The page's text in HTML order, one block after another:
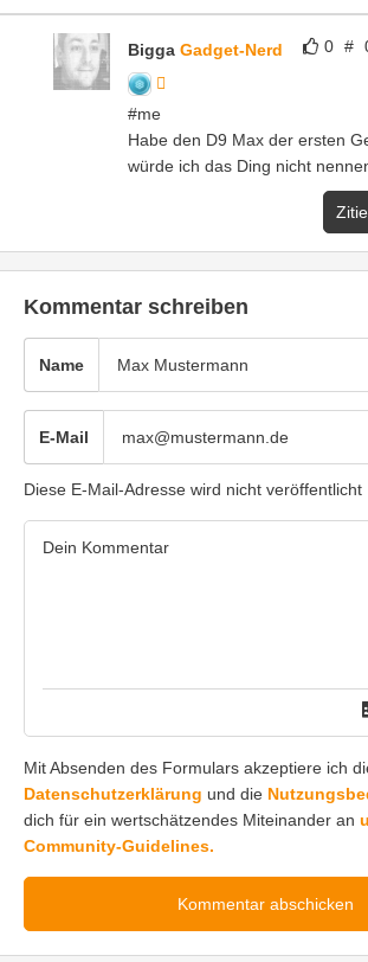
0 #
Bigga Gadget-Nerd
#me
Habe den D9 Max der ersten
würde ich das Ding nicht
Kommentar schreiben
Name
E-Mail
Diese E-Mail-Adresse wird nicht veröffentlicht
Mit Absenden des Formulars akzeptiere ich
Datenschutzerklärung und die
dich für ein wertschätzendes Miteinander an
Community-Guidelines.